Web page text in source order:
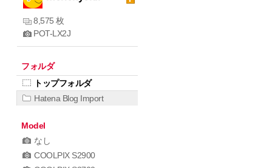
8,575 枚
POT-LX2J
フォルダ
トップフォルダ
Hatena Blog Import
Model
なし
COOLPIX S2900